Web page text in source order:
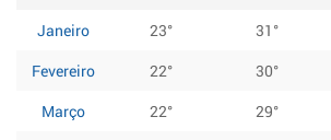
Janeiro
23° 31°
Fevereiro
22° 30°
Março
22° 29°